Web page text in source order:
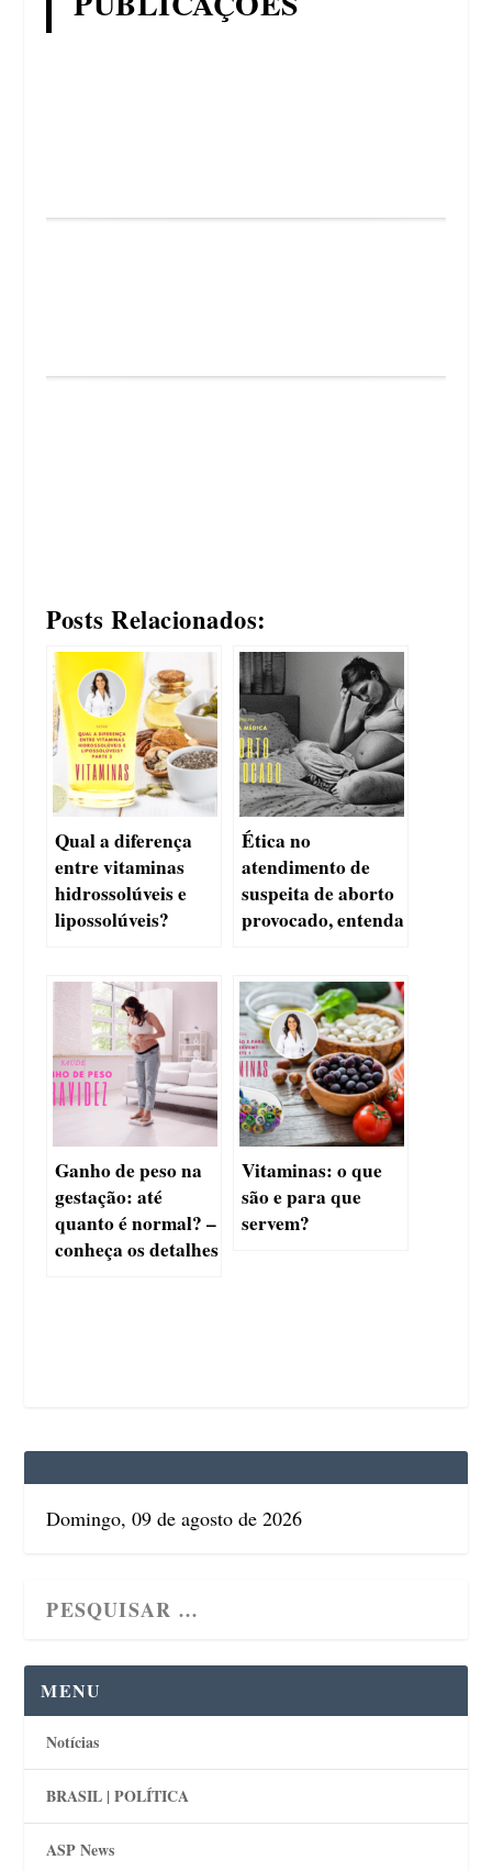
Posts Relacionados:
Qual a diferença
entre vitaminas
hidrossolúveis e
lipossolúveis?
Ética no
atendimento de
suspeita de aborto
provocado, entenda
Ganho de peso na
gestação: até
quanto é normal? –
conheça os detalhes
Vitaminas: o que
são e para que
servem?
Domingo, 09 de agosto de 2026
MENU
Notícias
BRASIL | POLÍTICA
ASP News